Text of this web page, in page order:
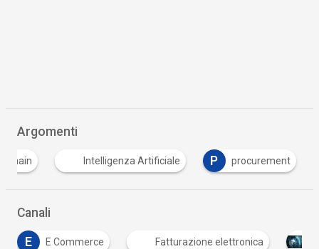
Argomenti
Intelligenza Artificiale P procurement
Canali
Fatturazione elettronica Mercati digitali